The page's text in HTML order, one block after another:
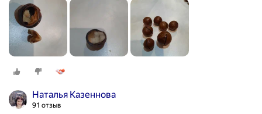
Наталья Казеннова
91 отзыв